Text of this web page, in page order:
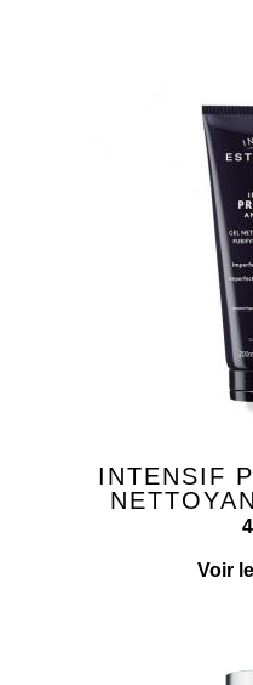
INTENSIF
Voir